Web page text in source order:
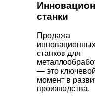
станки
Продажа
инновационных
станков для
— это ключевой
момент в
производства.